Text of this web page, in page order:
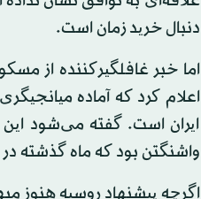
دنبال خرید زمان است.
اما خبر غافلگیرکننده از
اعلام کرد که آماده
ایران است. گفته می‌شود
واشنگتن بود که ماه گذشته
اگرچه پیشنهاد روسیه